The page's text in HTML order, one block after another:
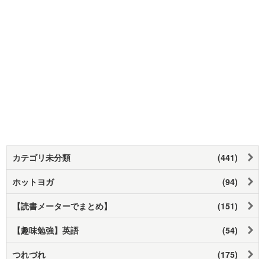
カテゴリ未分類 (441)
ホットヨガ (94)
【読書メーターでまとめ】 (151)
【趣味勉強】英語 (54)
つれづれ (175)